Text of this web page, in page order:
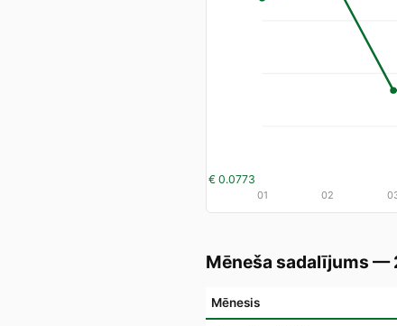
€ 0.0773
01 02
Mēneša sadalījums —
Mēnesis